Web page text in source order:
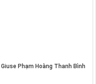
Giuse Phạm Hoàng Thanh Bình